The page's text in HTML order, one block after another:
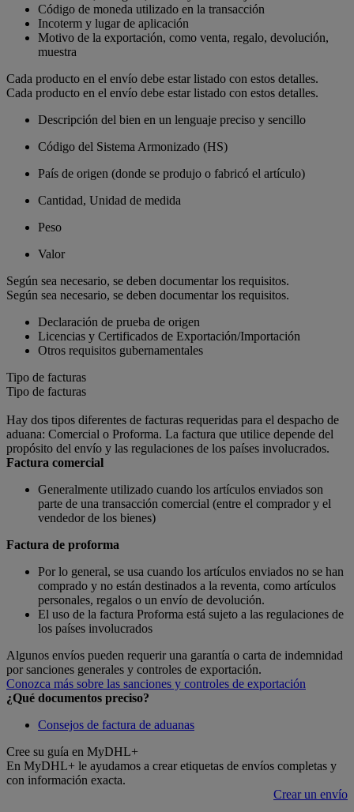
Código de moneda utilizado en la transacción
Incoterm y lugar de aplicación
Motivo de la exportación, como venta, regalo, devolución,
muestra
Cada producto en el envío debe estar listado con estos detalles.
Cada producto en el envío debe estar listado con estos detalles.
Descripción del bien en un lenguaje preciso y sencillo
Código del Sistema Armonizado (HS)
País de origen (donde se produjo o fabricó el artículo)
Cantidad, Unidad de medida
Peso
Valor
Según sea necesario, se deben documentar los requisitos.
Según sea necesario, se deben documentar los requisitos.
Declaración de prueba de origen
Licencias y Certificados de Exportación/Importación
Otros requisitos gubernamentales
Tipo de facturas
Tipo de facturas
Hay dos tipos diferentes de facturas requeridas para el despacho de
aduana: Comercial o Proforma. La factura que utilice depende del
propósito del envío y las regulaciones de los países involucrados.
Factura comercial
Generalmente utilizado cuando los artículos enviados son
parte de una transacción comercial (entre el comprador y el
vendedor de los bienes)
Factura de proforma
Por lo general, se usa cuando los artículos enviados no se han
comprado y no están destinados a la reventa, como artículos
personales, regalos o un envío de devolución.
El uso de la factura Proforma está sujeto a las regulaciones de
los países involucrados
Algunos envíos pueden requerir una garantía o carta de indemnidad
por sanciones generales y controles de exportación.
Conozca más sobre las sanciones y controles de exportación
¿Qué documentos preciso?
Consejos de factura de aduanas
Cree su guía en MyDHL+
En MyDHL+ le ayudamos a crear etiquetas de envíos completas y
con información exacta.
Crear un envío